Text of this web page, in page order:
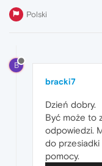
Polski
B
bracki7
Dzień dobry.
Być może to
odpowiedzi.
do przesiadki
pomocy.